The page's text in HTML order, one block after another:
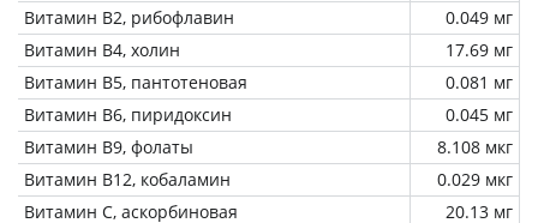
Витамин В2, рибофлавин
0.049 мг
Витамин В4, холин
17.69 мг
Витамин В5, пантотеновая
0.081 мг
Витамин В6, пиридоксин
0.045 мг
Витамин В9, фолаты
8.108 мкг
Витамин В12, кобаламин
0.029 мкг
Витамин C, аскорбиновая
20.13 мг